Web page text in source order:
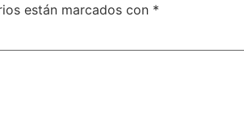
están marcados con *